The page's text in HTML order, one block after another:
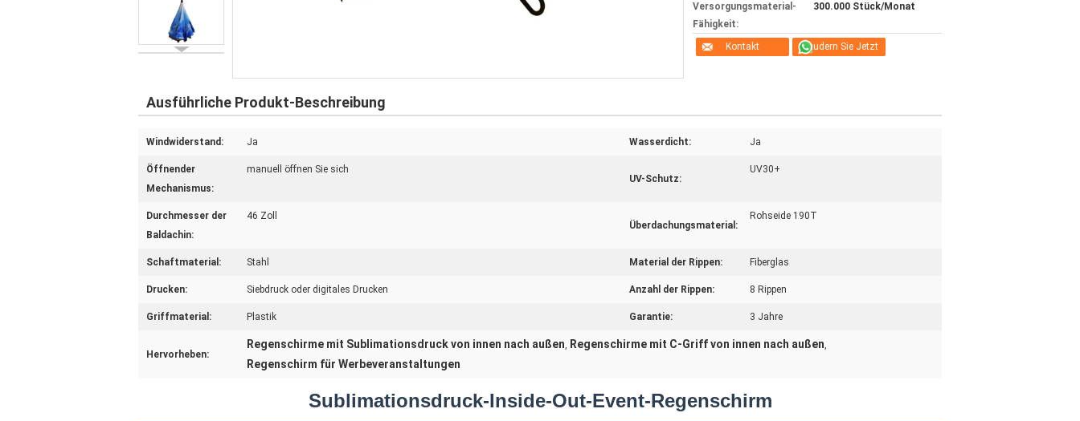
Versorgungsmaterial-
Fähigkeit:
300.000 Stück/Monat
Kontakt Plaudern Sie Jetzt
Ausführliche Produkt-Beschreibung
Windwiderstand: Ja Wasserdicht: Ja
Öffnender
Mechanismus:
manuell öffnen Sie sich
UV-Schutz:
UV30+
Durchmesser der
Baldachin:
46 Zoll
Überdachungsmaterial:
Rohseide 190T
Schaftmaterial: Stahl Material der Rippen: Fiberglas
Drucken: Siebdruck oder digitales Drucken Anzahl der Rippen: 8 Rippen
Griffmaterial: Plastik Garantie: 3 Jahre
Hervorheben:
Regenschirme mit Sublimationsdruck von innen nach außen, Regenschirme mit C-Griff von innen nach außen,
Regenschirm für Werbeveranstaltungen
Sublimationsdruck-Inside-Out-Event-Regenschirm